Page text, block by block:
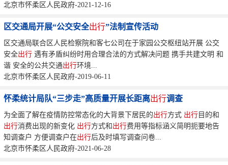
北京市怀柔区人民政府-2021-12-16
区交通局开展“公交安全出行”法制宣传活动
区交通局联合区人民检察院和客七公司在于家园公交枢纽站开展 公交
安全出行 遇有矛盾纠纷时用合理合法的方式解决问题 携手共建文明 和
谐 安全的公共交通出行环境...
北京市怀柔区人民政府-2019-06-11
怀柔统计局队“三步走”高质量开展长距离出行调查
为全面了解在疫情防控常态化的大背景下居民的出行方式 出行 目的和
出行消费出现的新变化 出行方式和出行费用等指标涵义简明扼要地告
知调查户 方便调查户在出行后及时填写调查问卷...
北京市怀柔区人民政府-2021-06-28